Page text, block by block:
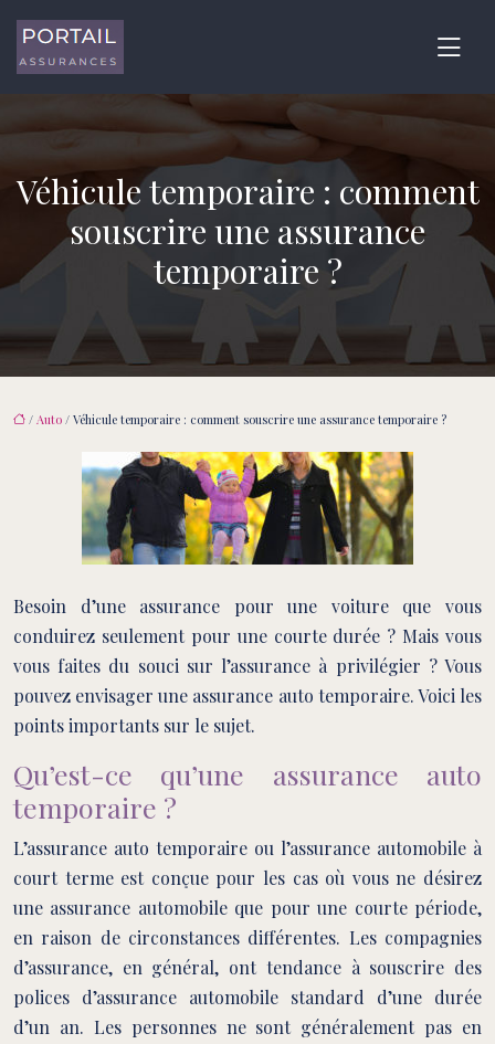
Véhicule temporaire : comment
souscrire une assurance
temporaire ?
/ Auto / Véhicule temporaire : comment souscrire une assurance temporaire ?
Besoin d’une assurance pour une voiture que vous
conduirez seulement pour une courte durée ? Mais vous
vous faites du souci sur l’assurance à privilégier ? Vous
pouvez envisager une assurance auto temporaire. Voici les
points importants sur le sujet.
Qu’est-ce qu’une assurance auto
temporaire ?
L’assurance auto temporaire ou l’assurance automobile à
court terme est conçue pour les cas où vous ne désirez
une assurance automobile que pour une courte période,
en raison de circonstances différentes. Les compagnies
d’assurance, en général, ont tendance à souscrire des
polices d’assurance automobile standard d’une durée
d’un an. Les personnes ne sont généralement pas en